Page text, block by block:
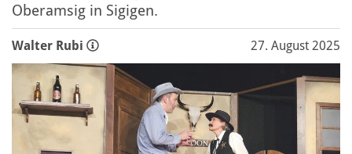
Oberamsig in Sigigen.
Walter Rubi 27. August 2025